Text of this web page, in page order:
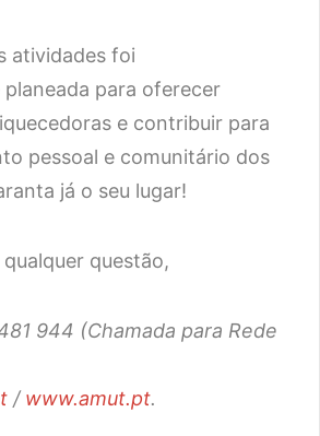
atividades foi
para oferecer
e contribuir para
pessoal e comunitário dos
já o seu lugar!
questão,
944 (Chamada para Rede
/www.amut.pt.